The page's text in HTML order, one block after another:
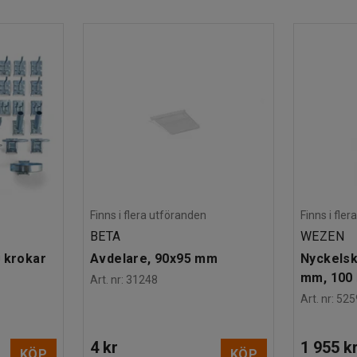
förändras. Behöver du mer
krokar
Finns i flera utföranden
BETA
Avdelare, 90x95 mm
Art. nr: 31248
4 kr
Finns i
WEZEN
mm,
Art. nr:
1 955 kr